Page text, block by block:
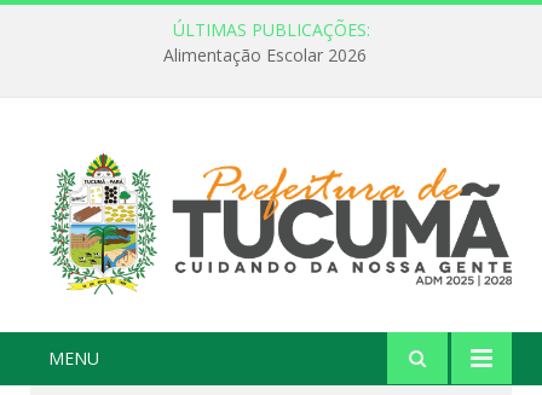
ÚLTIMAS PUBLICAÇÕES:
MENU